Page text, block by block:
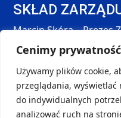
Cenimy
Używamy plików cookie,
przeglądania, wyświetlać
do indywidualnych
analizować ruch na
SKŁAD
Marcin Skóra – Prezes
Maciej Hołda – Członek
Tomasz Śmieszek –
DANE
kontakt@handball-